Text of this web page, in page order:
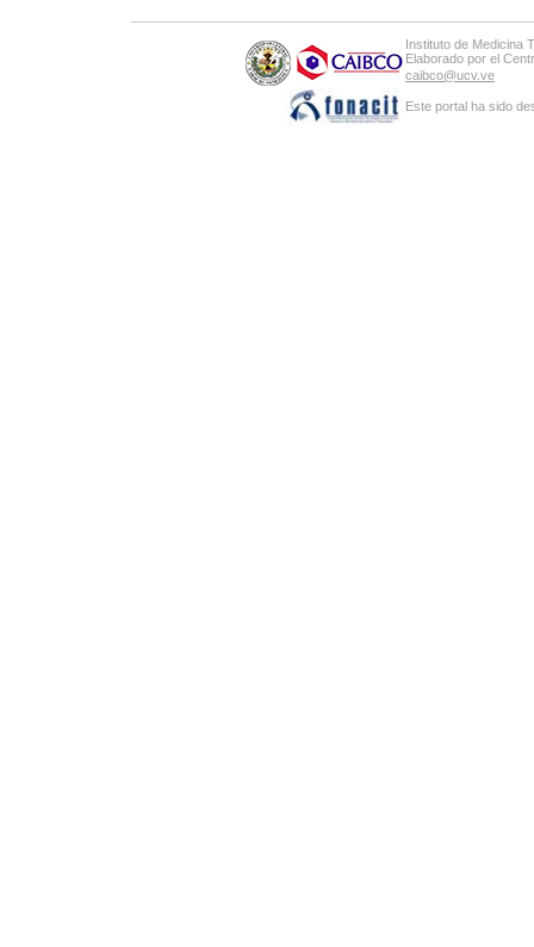
Instituto de Medicina
Elaborado por el
caibco@ucv.ve
Este portal ha sido